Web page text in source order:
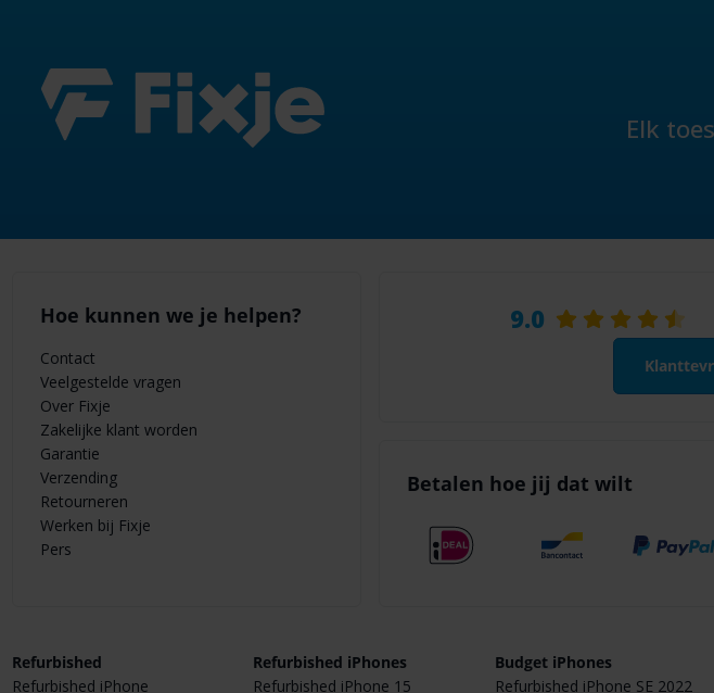
Elk
Hoe kunnen we je helpen?
Contact
Veelgestelde vragen
Over Fixje
Zakelijke klant worden
Garantie
Verzending
Retourneren
Werken bij Fixje
Pers
9.0
Betalen hoe jij dat wilt
Refurbished
Refurbished iPhone
Refurbished iPhones
Refurbished iPhone 15
Budget iPhones
Refurbished iPhone SE 2022